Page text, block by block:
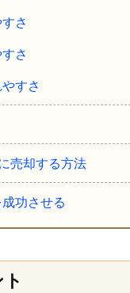
さ
さ
すさ
売却する方法
功させる